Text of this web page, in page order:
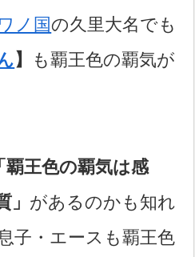
ワノ国の久里大名でも
】
も覇王色の覇気が
覇王色の覇気は感
があるのかも知れ
子・エースも覇王色